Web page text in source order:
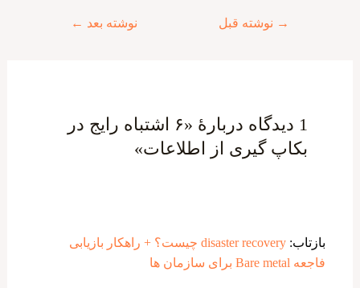
→ نوشته قبل نوشته بعد ←
1 دیدگاه دربارهٔ «۶ اشتباه رایج در
بکاپ گیری از اطلاعات»
بازتاب:
disaster recovery چیست؟ + راهکار بازیابی
فاجعه Bare metal برای سازمان ها